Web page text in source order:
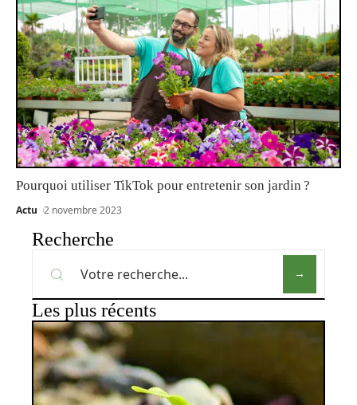
Pourquoi utiliser TikTok pour entretenir son jardin ?
Actu 2 novembre 2023
Recherche
Les plus récents